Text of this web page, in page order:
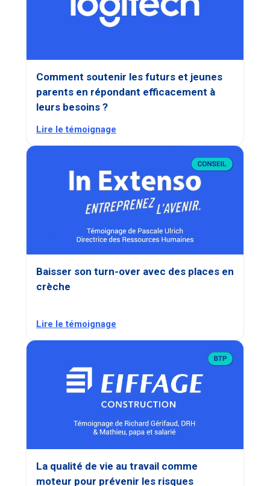
Comment soutenir les futurs et jeunes
parents en répondant efficacement à
leurs besoins ?
Lire le témoignage
Baisser son turn-over avec des places en
crèche
Lire le témoignage
La qualité de vie au travail comme
moteur pour prévenir les risques